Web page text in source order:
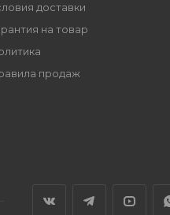
доставки
на товар
продаж